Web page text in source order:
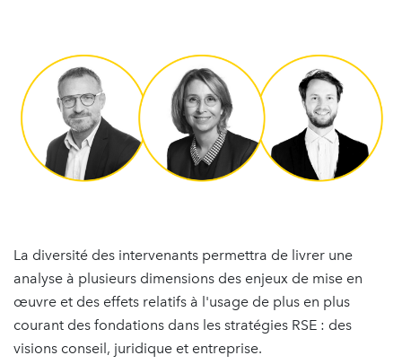
La diversité des intervenants permettra de livrer une
analyse à plusieurs dimensions des enjeux de mise en
œuvre et des effets relatifs à l'usage de plus en plus
courant des fondations dans les stratégies RSE : des
visions conseil, juridique et entreprise.